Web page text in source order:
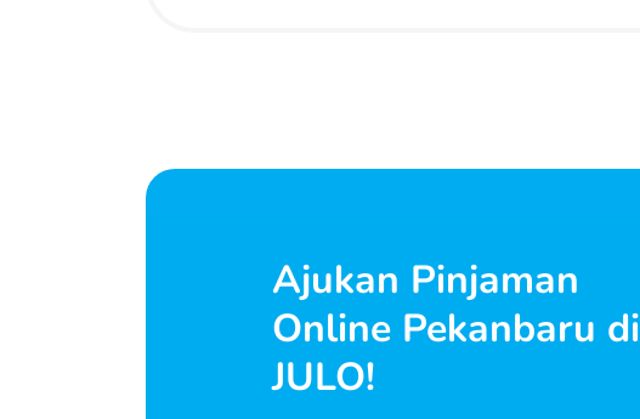
Ajukan Pinjaman
Online Pekanbaru di
JULO!